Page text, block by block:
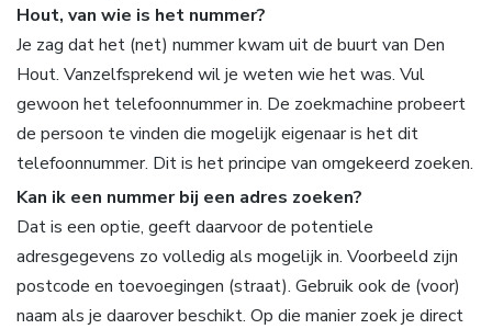
Hout, van wie is het nummer?
Je zag dat het (net) nummer kwam uit de buurt van Den
Hout. Vanzelfsprekend wil je weten wie het was. Vul
gewoon het telefoonnummer in. De zoekmachine probeert
de persoon te vinden die mogelijk eigenaar is het dit
telefoonnummer. Dit is het principe van omgekeerd zoeken.
Kan ik een nummer bij een adres zoeken?
Dat is een optie, geeft daarvoor de potentiele
adresgegevens zo volledig als mogelijk in. Voorbeeld zijn
postcode en toevoegingen (straat). Gebruik ook de (voor)
naam als je daarover beschikt. Op die manier zoek je direct